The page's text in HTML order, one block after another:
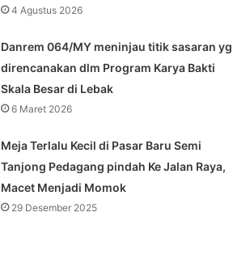
4 Agustus 2026
Danrem 064/MY meninjau titik sasaran yg
direncanakan dlm Program Karya Bakti
Skala Besar di Lebak
6 Maret 2026
Meja Terlalu Kecil di Pasar Baru Semi
Tanjong Pedagang pindah Ke Jalan Raya,
Macet Menjadi Momok
29 Desember 2025